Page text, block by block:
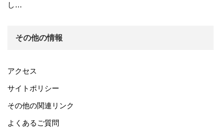
し…
その他の情報
アクセス
サイトポリシー
その他の関連リンク
よくあるご質問